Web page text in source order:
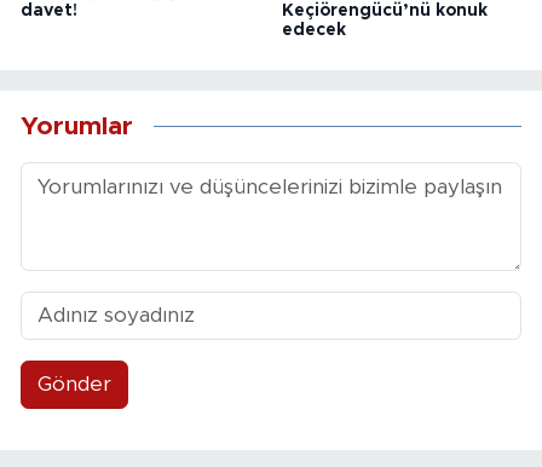
davet!
Keçiörengücü’nü konuk
edecek
Yorumlar
Gönder